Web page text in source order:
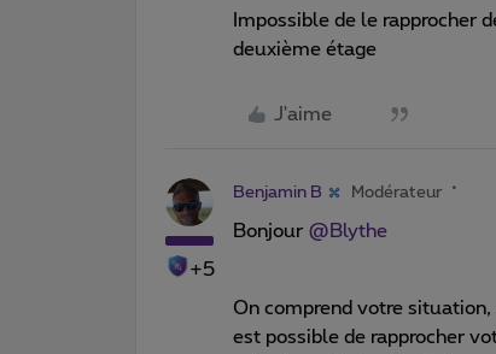
Impossible de le rapprocher
deuxième étage
J'aime
+5
Benjamin B Modérateur
Bonjour ​ @Blythe
On comprend votre
est possible de rapprocher